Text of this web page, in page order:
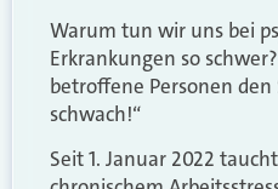
Warum tun wir uns bei
Erkrankungen so
betroffene Personen den
schwach!“
Seit 1. Januar 2022